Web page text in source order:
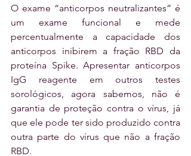
O exame “anticorpos neutralizantes” é
um exame funcional e mede
percentualmente a capacidade dos
anticorpos inibirem a fração RBD da
proteína Spike. Apresentar anticorpos
IgG reagente em outros testes
sorológicos, agora sabemos, não é
garantia de proteção contra o vírus, já
que ele pode ter sido produzido contra
outra parte do vírus que não a fração
RBD.